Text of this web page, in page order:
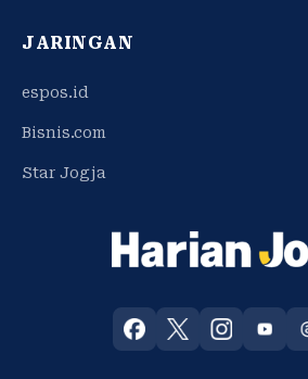
JARINGAN
espos.id
Bisnis.com
Star Jogja